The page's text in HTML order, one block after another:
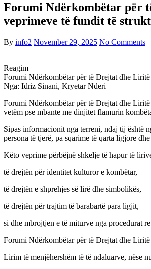
Forumi Ndërkombëtar për
veprimeve të fundit të
By info2 November 29, 2025 No Comments
Reagim
Forumi Ndërkombëtar për të Drejtat dhe
Nga: Idriz Sinani, Kryetar Nderi
Forumi Ndërkombëtar për të Drejtat dhe
vetëm pse mbante me dinjitet flamurin
Sipas informacionit nga terreni, ndaj tij është
persona të tjerë, pa sqarime të qarta ligjore
Këto veprime përbëjnë shkelje të hapur të
të drejtën për identitet kulturor e kombëtar,
të drejtën e shprehjes së lirë dhe simbolikës,
të drejtën për trajtim të barabartë para ligjit,
si dhe mbrojtjen e të miturve nga procedurat
Forumi Ndërkombëtar për të Drejtat dhe
Lirim të menjëhershëm të të ndaluarve, nëse